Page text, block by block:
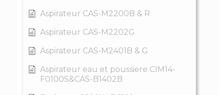
Aspirateur CAS-M2200B & R
Aspirateur CAS-M2202G
Aspirateur CAS-M2401B & G
Aspirateur eau et poussiere CIM14-
F0100S&CAS-B1402B